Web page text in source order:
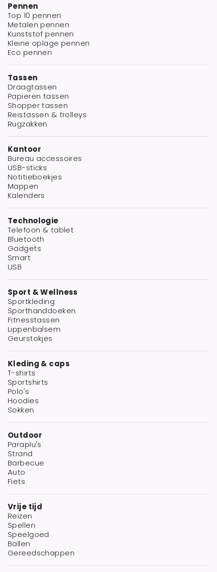
Pennen
Top 10 pennen
Metalen pennen
Kunststof pennen
Kleine oplage pennen
Eco pennen
Tassen
Draagtassen
Papieren tassen
Shopper tassen
Reistassen & trolleys
Rugzakken
Kantoor
Bureau accessoires
USB-sticks
Notitieboekjes
Mappen
Kalenders
Technologie
Telefoon & tablet
Bluetooth
Gadgets
Smart
USB
Sport & Wellness
Sportkleding
Sporthanddoeken
Fitnesstassen
Lippenbalsem
Geurstokjes
Kleding & caps
T-shirts
Sportshirts
Polo's
Hoodies
Sokken
Outdoor
Paraplu's
Strand
Barbecue
Auto
Fiets
Vrije tijd
Reizen
Spellen
Speelgoed
Ballen
Gereedschappen